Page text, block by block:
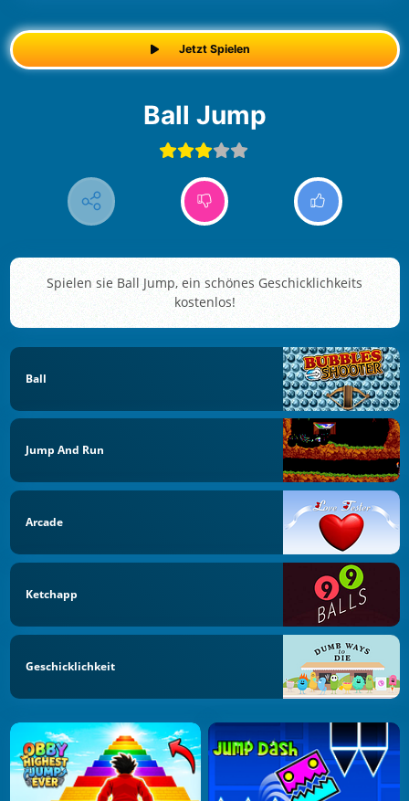
Jetzt Spielen
Ball Jump
Spielen sie Ball Jump, ein schönes Geschicklichkeits
kostenlos!
Ball
Jump And Run
Arcade
Ketchapp
Geschicklichkeit